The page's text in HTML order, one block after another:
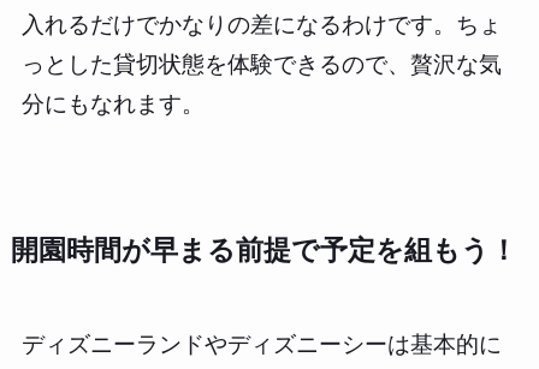
入れるだけでかなりの差になるわけです。ちょ
っとした貸切状態を体験できるので、贅沢な気
分にもなれます。
開園時間が早まる前提で予定を組もう！
ディズニーランドやディズニーシーは基本的に